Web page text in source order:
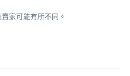
家可能有所不同。